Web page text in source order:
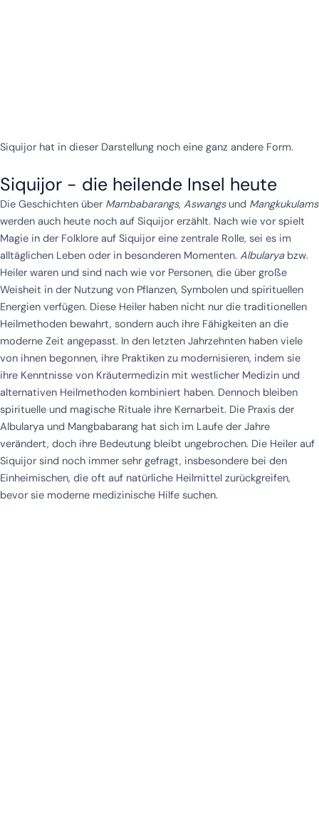
Siquijor hat in dieser Darstellung noch eine ganz andere Form.
Siquijor - die heilende Insel heute
Die Geschichten über Mambabarangs, Aswangsund Mangkukulams
werden auch heute noch auf Siquijor erzählt. Nach wie vor spielt
Magie in der Folklore auf Siquijor eine zentrale Rolle, sei es im
alltäglichen Leben oder in besonderen Momenten. Albularyabzw.
Heiler waren und sind nach wie vor Personen, die über große
Weisheit in der Nutzung von Pflanzen, Symbolen und spirituellen
Energien verfügen. Diese Heiler haben nicht nur die traditionellen
Heilmethoden bewahrt, sondern auch ihre Fähigkeiten an die
moderne Zeit angepasst. In den letzten Jahrzehnten haben viele
von ihnen begonnen, ihre Praktiken zu modernisieren, indem sie
ihre Kenntnisse von Kräutermedizin mit westlicher Medizin und
alternativen Heilmethoden kombiniert haben. Dennoch bleiben
spirituelle und magische Rituale ihre Kernarbeit. Die Praxis der
Albularya und Mangbabarang hat sich im Laufe der Jahre
verändert, doch ihre Bedeutung bleibt ungebrochen. Die Heiler auf
Siquijor sind noch immer sehr gefragt, insbesondere bei den
Einheimischen, die oft auf natürliche Heilmittel zurückgreifen,
bevor sie moderne medizinische Hilfe suchen.